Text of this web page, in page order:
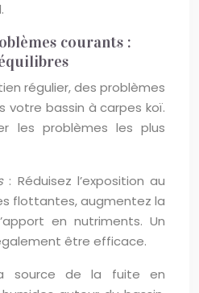
courants :
régulier, des problèmes
votre bassin à carpes koï.
les problèmes les plus
: Réduisez l’exposition au
flottantes, augmentez la
en nutriments. Un
être efficace.
source de la fuite en